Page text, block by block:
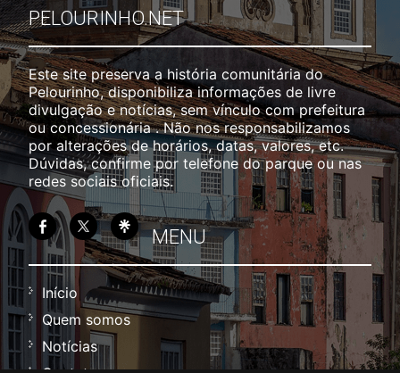
PELOURINHO.NET
Este site preserva a história comunitária do
Pelourinho, disponibiliza informações de livre
divulgação e notícias, sem vínculo com prefeitura
ou concessionária . Não nos responsabilizamos
por alterações de horários, datas, valores, etc.
Dúvidas, confirme por telefone do parque ou nas
redes sociais oficiais.
MENU
Início
Quem somos
Notícias